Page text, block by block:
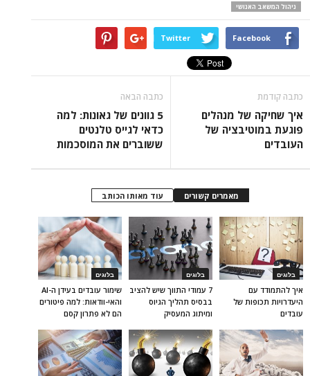
ניהול המשאב האנושי
Facebook
Twitter
כתבה קודמת
איך שחיקה של מנהלים
פוגעת במוטיבציה של
העובדים
כתבה הבאה
5 גוונים של גאונות: למה
כדאי לגייס טלנטים
ששוברים את המוסכמות
מאמרים קשורים עוד מאותו הכותב
בלוגים
שימור עובדים בעידן ה-AI
והאי-וודאות: למה פיטורים
הם לא פתרון קסם
בלוגים
7 עמודי התווך שיש להציב
בבסיס תהליך הגיוס
ומיתוג המעסיק
בלוגים
איך להתמודד עם
היעדרויות תכופות של
עובדים